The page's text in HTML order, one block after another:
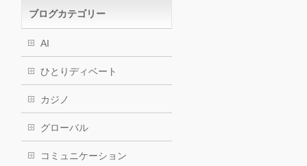
ブログカテゴリー
AI
ひとりディベート
カジノ
グローバル
コミュニケーション